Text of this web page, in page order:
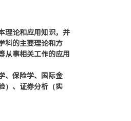
理论和应用知识，并
科的主要理论和方
从事相关工作的应用
、保险学、国际金
）、证券分析（实